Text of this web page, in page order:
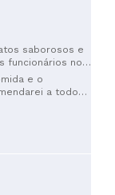
saborosos e
funcionários nos
e o
a todos